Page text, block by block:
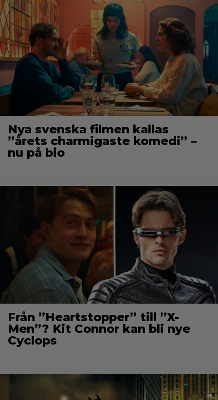
Nya svenska filmen kallas
”årets charmigaste komedi” –
nu på bio
Från ”Heartstopper” till ”X-
Men”? Kit Connor kan bli nye
Cyclops